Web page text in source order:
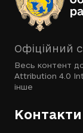
Офіційний
Весь контент
Attribution 4.0
інше
Контакти